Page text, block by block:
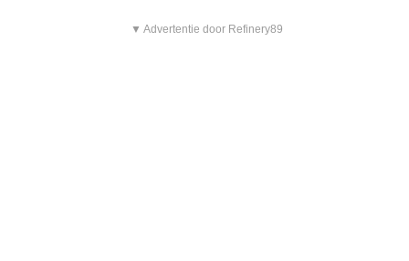
▼ Advertentie door Refinery89